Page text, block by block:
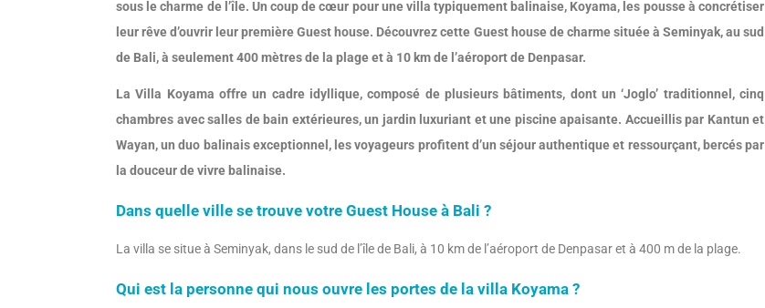
sous le charme de l’île. Un coup de cœur pour une villa typiquement balinaise, Koyama, les pousse à concrétiser
leur rêve d’ouvrir leur première Guest house. Découvrez cette Guest house de charme située à Seminyak, au sud
de Bali, à seulement 400 mètres de la plage et à 10 km de l’aéroport de Denpasar.
La Villa Koyama offre un cadre idyllique, composé de plusieurs bâtiments, dont un ‘Joglo’ traditionnel, cinq
chambres avec salles de bain extérieures, un jardin luxuriant et une piscine apaisante. Accueillis par Kantun et
Wayan, un duo balinais exceptionnel, les voyageurs profitent d’un séjour authentique et ressourçant, bercés par
la douceur de vivre balinaise.
Dans quelle ville se trouve votre Guest House à Bali ?
La villa se situe à Seminyak, dans le sud de l’île de Bali, à 10 km de l’aéroport de Denpasar et à 400 m de la plage.
Qui est la personne qui nous ouvre les portes de la villa Koyama ?